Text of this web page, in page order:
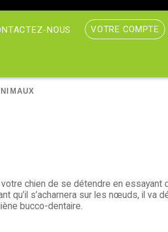
VOTRE COMPTE
NOUS
chien de se détendre en essayant
qu’il s’acharnera sur les nœuds, il va
bucco-dentaire.